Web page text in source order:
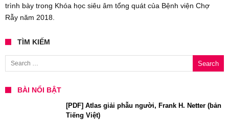
trình bày trong Khóa học siêu âm tổng quát của Bệnh viện Chợ
Rẫy năm 2018.
TÌM KIẾM
Search for:
BÀI NỔI BẬT
[PDF] Atlas giải phẫu người, Frank H. Netter (bản
Tiếng Việt)